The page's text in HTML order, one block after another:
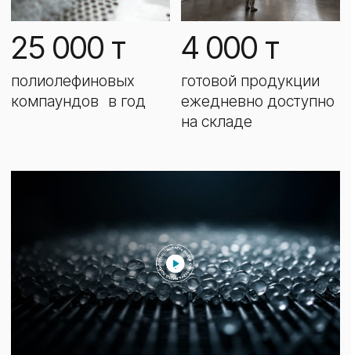
02
БАШПЛАСТ заботится
о стабильности на всех уровнях
сотрудничества, чтобы партнеры
Стабильная и прозрачная политика
формульного ценообразования.